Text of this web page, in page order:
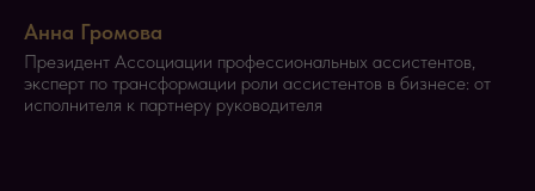
Анна Громова
Президент Ассоциации профессиональных ассистентов,
эксперт по трансформации роли ассистентов в бизнесе: от
исполнителя к партнеру руководителя